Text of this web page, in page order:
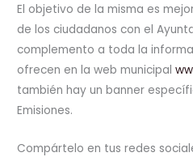
El objetivo de la misma es
de los ciudadanos con el
complemento a toda la
ofrecen en la web municipal
también hay un banner
Emisiones.
Compártelo en tus redes